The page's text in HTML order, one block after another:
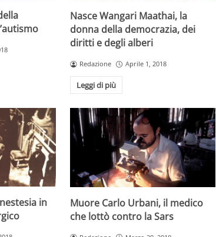
Nasce Wangari Maathai, la
donna della democrazia, dei
diritti e degli alberi
Redazione Aprile 1, 2018
Leggi di più
in
Muore Carlo Urbani, il medico
che lottò contro la Sars